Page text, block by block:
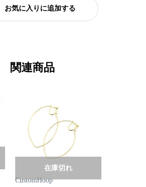
お気に入りに追加する
関連商品
CustomHoop
在庫切れ